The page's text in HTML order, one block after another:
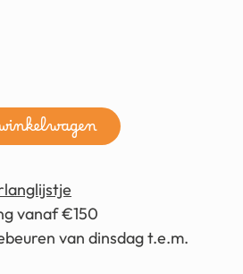
vanaf €150
van dinsdag t.e.m.